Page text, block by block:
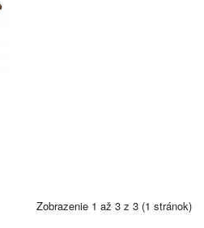
Zobrazenie 1 až 3 z 3 (1 stránok)